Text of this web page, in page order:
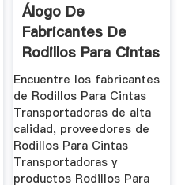
Álogo De
Fabricantes De
Rodillos Para Cintas
...
Encuentre los fabricantes
de Rodillos Para Cintas
Transportadoras de alta
calidad, proveedores de
Rodillos Para Cintas
Transportadoras y
productos Rodillos Para